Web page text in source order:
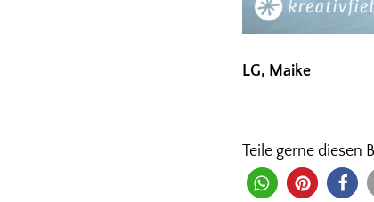
LG, Maike
Teile gerne diesen